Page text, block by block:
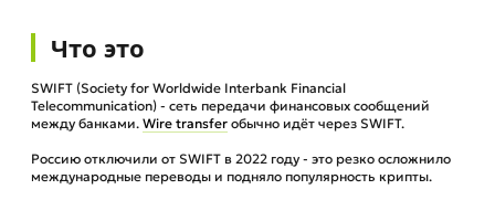
Что это
SWIFT (Society for Worldwide Interbank Financial
Telecommunication) - сеть передачи финансовых сообщений
между банками. Wire transfer обычно идёт через SWIFT.
Россию отключили от SWIFT в 2022 году - это резко осложнило
международные переводы и подняло популярность крипты.